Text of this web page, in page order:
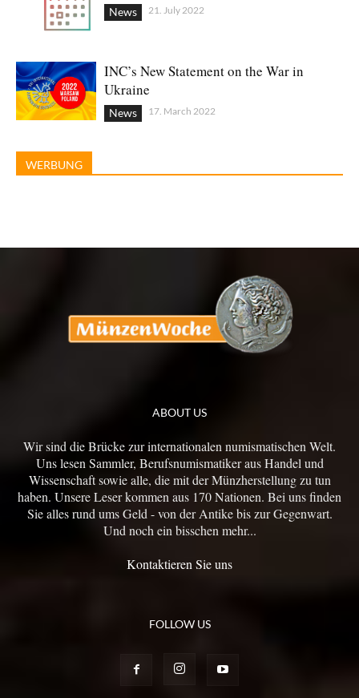
News 21. July 2022
INC’s New Statement on the War in
Ukraine
News 17. March 2022
WERBUNG
ABOUT US
Wir sind die Brücke zur internationalen numismatischen Welt.
Uns lesen Sammler, Berufsnumismatiker aus Handel und
Wissenschaft sowie alle, die mit der Münzherstellung zu tun
haben. Unsere Leser kommen aus 170 Nationen. Bei uns finden
Sie alles rund ums Geld - von der Antike bis zur Gegenwart.
Und noch ein bisschen mehr...
Kontaktieren Sie uns
FOLLOW US